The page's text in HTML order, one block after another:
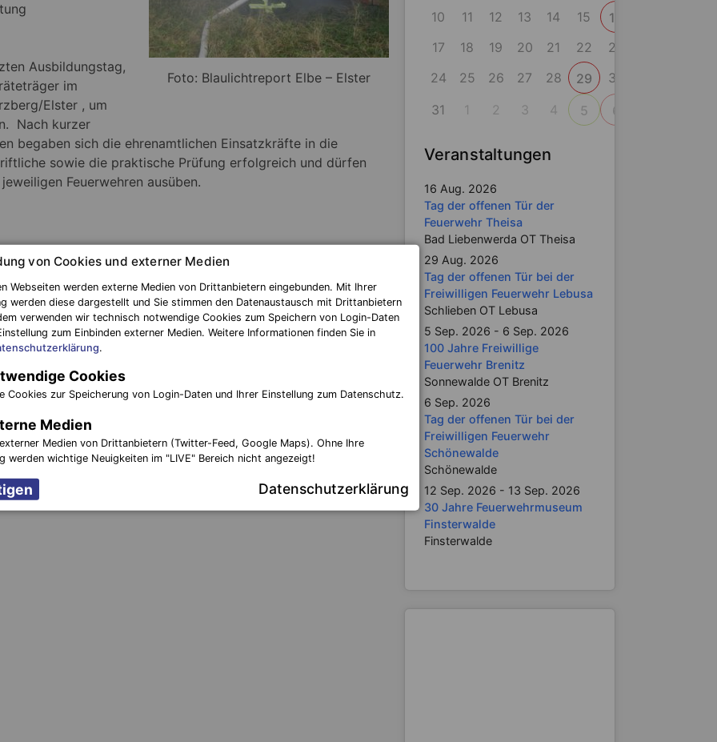
Foto: Blaulichtreport Elbe – Elster
Ausbildungstag,
im
Elster , um
Nach kurzer
begaben sich die ehrenamtlichen Einsatzkräfte in die
sowie die praktische Prüfung erfolgreich und dürfen
Feuerwehren ausüben.
nächster Beitrag:
10
11 12 13 14 15
16
17
18 19 20 21 22
23
24
25 26 27 28 29
30
31
1 2 3 4 5 6
Veranstaltungen
16 Aug. 2026
Tag der offenen Tür der
Feuerwehr Theisa
Bad Liebenwerda OT Theisa
29 Aug. 2026
Tag der offenen Tür bei der
Freiwilligen Feuerwehr Lebusa
Schlieben OT Lebusa
5 Sep. 2026 - 6 Sep. 2026
100 Jahre Freiwillige
Feuerwehr Brenitz
Sonnewalde OT Brenitz
6 Sep. 2026
Tag der offenen Tür bei der
Freiwilligen Feuerwehr
Schönewalde
Schönewalde
12 Sep. 2026 - 13 Sep. 2026
30 Jahre Feuerwehrmuseum
Finsterwalde
Finsterwalde
von Cookies und externer Medien
Webseiten werden externe Medien von Drittanbietern eingebunden. Mit Ihrer
werden diese dargestellt und Sie stimmen den Datenaustausch mit Drittanbietern
verwenden wir technisch notwendige Cookies zum Speichern von Login-Daten
zum Einbinden externer Medien. Weitere Informationen finden Sie in
.
Cookies
Cookies zur Speicherung von Login-Daten und Ihrer Einstellung zum Datenschutz.
Medien
Medien von Drittanbietern (Twitter-Feed, Google Maps). Ohne Ihre
werden wichtige Neuigkeiten im "LIVE" Bereich nicht angezeigt!
Datenschutzerklärung